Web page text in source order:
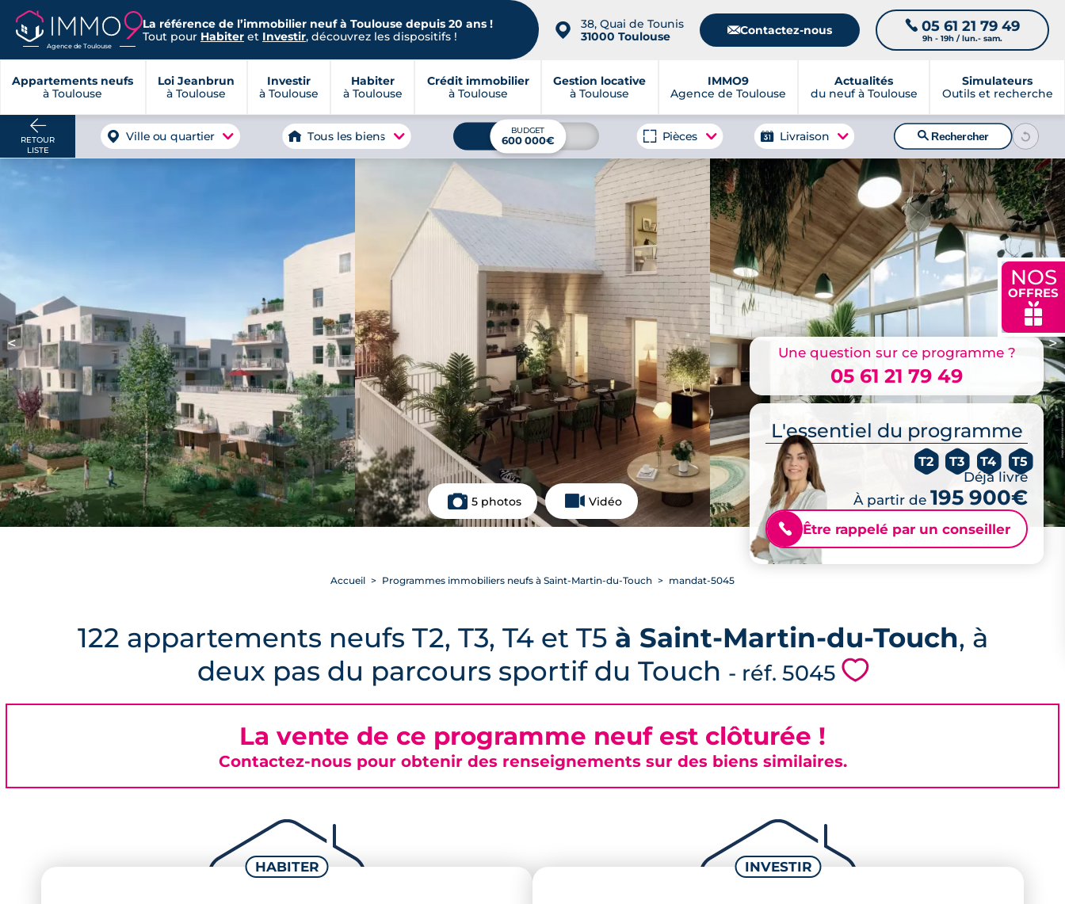
Agence de Toulouse
La référence de l’immobilier neuf à Toulouse depuis 20 ans !
Tout pour Habiter et Investir, découvrez les dispositifs ! 📍
38, Quai de Tounis
31000 Toulouse
📧Contactez-nous 📞 05 61 21 79 49
9h - 19h / lun.- sam.
Appartements neufs
à Toulouse
Loi Jeanbrun
à Toulouse
Investir
à Toulouse
Habiter
à Toulouse
Crédit immobilier
à Toulouse
Gestion locative
à Toulouse
IMMO9
Agence de Toulouse
Actualités
du neuf à Toulouse
Simulateurs
Outils et recherche
NOS
OFFRES
🎁
RETOUR
LISTE
Ville ou quartier Tous les biens BUDGET
600 000€ Pièces Livraison 🔍Rechercher
< >
5 photos Vidéo
Une question sur ce programme ?
05 61 21 79 49
L'essentiel du programme
T2 T3 T4 T5
Déjà livré
À partir de 195 900€
📞 Être rappelé par un conseiller
Accueil Programmes immobiliers neufs à Saint-Martin-du-Touch mandat-5045
122 appartements neufs T2, T3, T4 et T5 à Saint-Martin-du-Touch, à
deux pas du parcours sportif du Touch - réf. 5045 💗
La vente de ce programme neuf est clôturée !
Contactez-nous pour obtenir des renseignements sur des biens similaires.